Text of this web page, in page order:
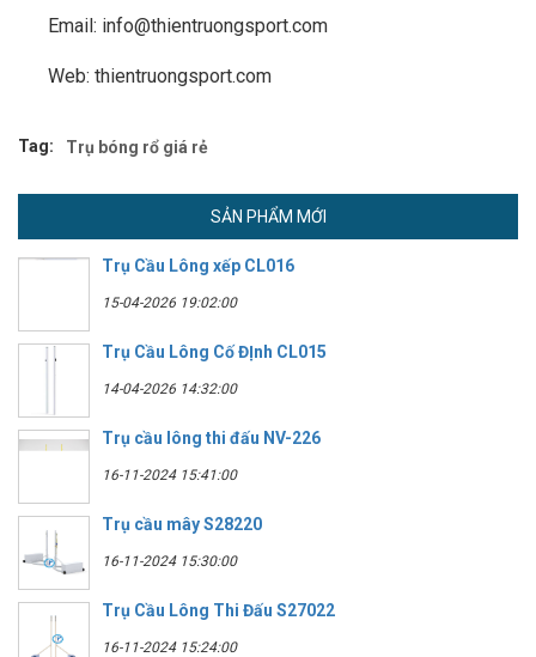
Email: info@thientruongsport.com
Web: thientruongsport.com
Tag: Trụ bóng rổ giá rẻ
SẢN PHẨM MỚI
Trụ Cầu Lông xếp CL016
15-04-2026 19:02:00
Trụ Cầu Lông Cố ĐỊnh CL015
14-04-2026 14:32:00
Trụ cầu lông thi đấu NV-226
16-11-2024 15:41:00
Trụ cầu mây S28220
16-11-2024 15:30:00
Trụ Cầu Lông Thi Đấu S27022
16-11-2024 15:24:00